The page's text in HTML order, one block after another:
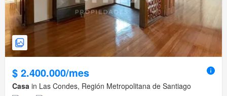
$ 2.400.000/mes
Casa in Las Condes, Región Metropolitana de Santiago